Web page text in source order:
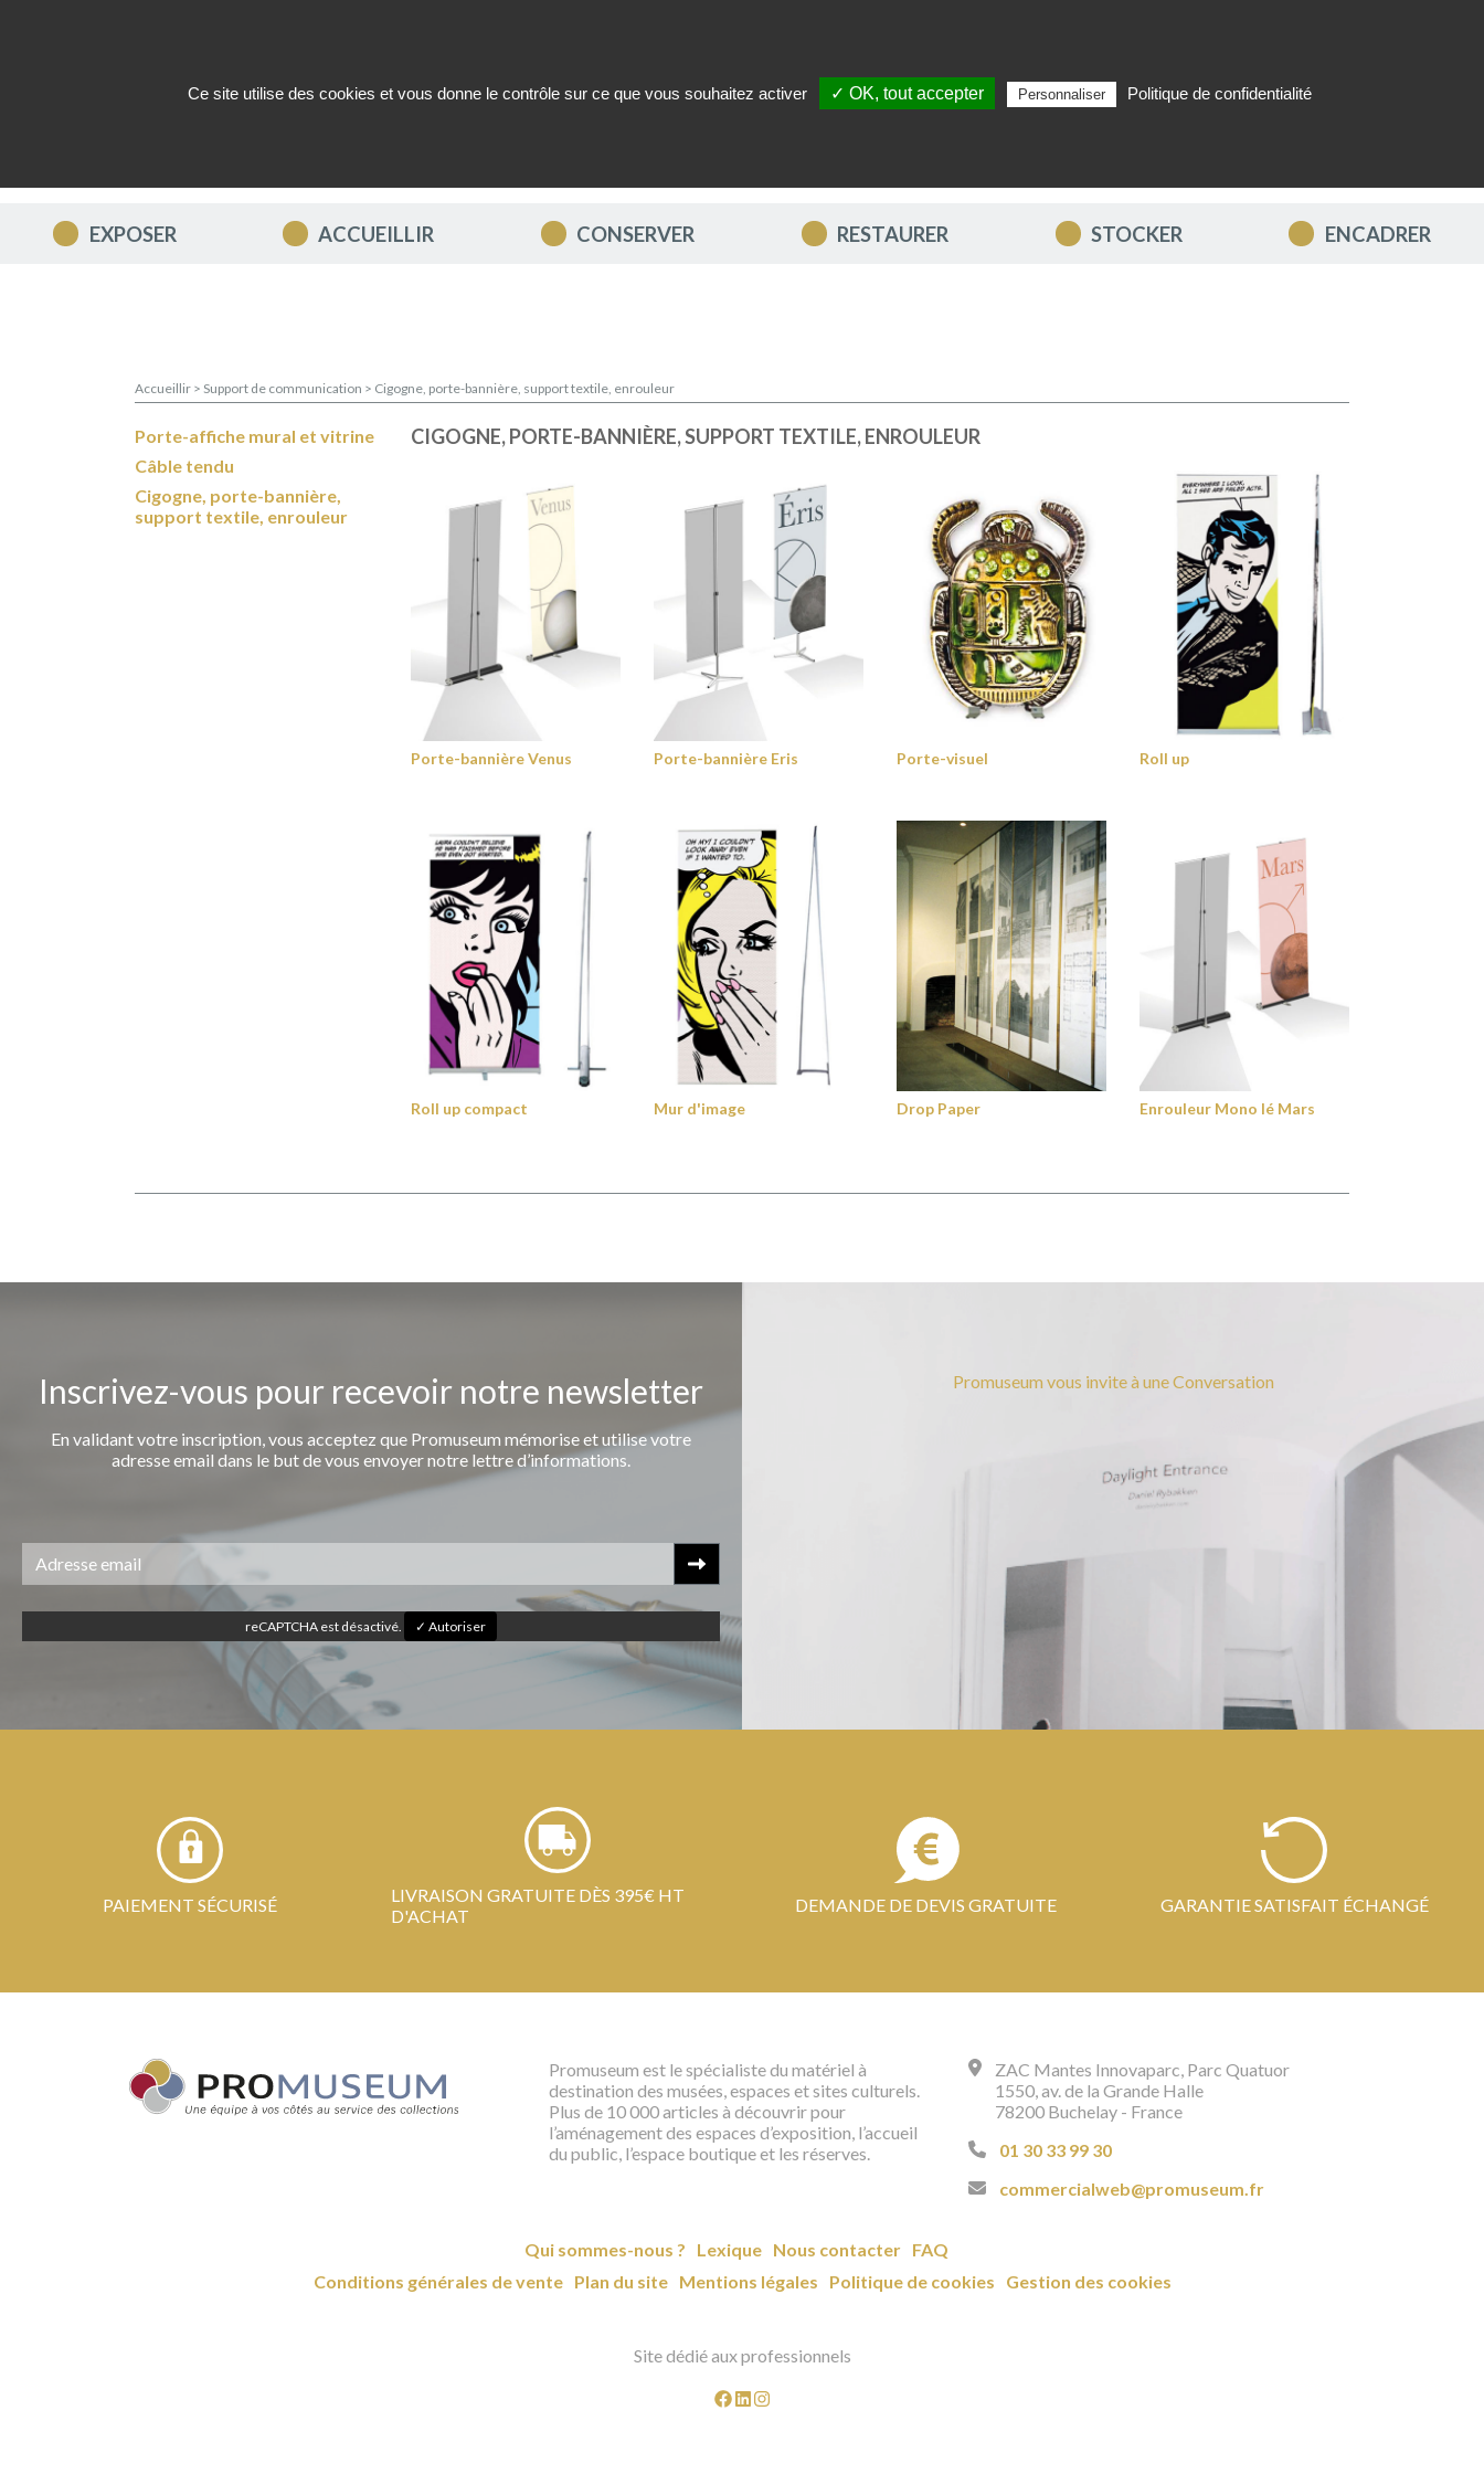
EXPOSER ACCUEILLIR CONSERVER RESTAURER STOCKER ENCADRER
Accueillir > Support de communication > Cigogne, porte-bannière, support textile, enrouleur
Porte-affiche mural et vitrine
Câble tendu
Cigogne, porte-bannière,
support textile, enrouleur
CIGOGNE, PORTE-BANNIÈRE, SUPPORT TEXTILE, ENROULEUR
Porte-bannière Venus Porte-bannière Eris Porte-visuel Roll up
Roll up compact Mur d'image Drop Paper Enrouleur Mono lé Mars
Inscrivez-vous pour recevoir notre newsletter
En validant votre inscription, vous acceptez que Promuseum mémorise et utilise votre
adresse email dans le but de vous envoyer notre lettre d’informations.
reCAPTCHA est désactivé. ✓ Autoriser
Promuseum vous invite à une Conversation
PAIEMENT SÉCURISÉ
LIVRAISON GRATUITE DÈS 395€ HT
D'ACHAT
DEMANDE DE DEVIS GRATUITE GARANTIE SATISFAIT ÉCHANGÉ
Promuseum est le spécialiste du matériel à
destination des musées, espaces et sites culturels.
Plus de 10 000 articles à découvrir pour
l’aménagement des espaces d’exposition, l’accueil
du public, l’espace boutique et les réserves.
ZAC Mantes Innovaparc, Parc Quatuor
1550, av. de la Grande Halle
78200 Buchelay - France
01 30 33 99 30
commercialweb@promuseum.fr
Qui sommes-nous ? Lexique Nous contacter FAQ
Conditions générales de vente
Plan du site Mentions légales Politique de cookies Gestion des cookies
Site dédié aux professionnels
Ce site utilise des cookies et vous donne le contrôle sur ce que vous souhaitez activer ✓ OK, tout accepter Personnaliser Politique de confidentialité